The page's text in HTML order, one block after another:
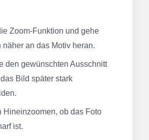
Zoom-Funktion und gehe
näher an das Motiv heran.
den gewünschten Ausschnitt
Bild später stark
Hineinzoomen, ob das Foto
ist.